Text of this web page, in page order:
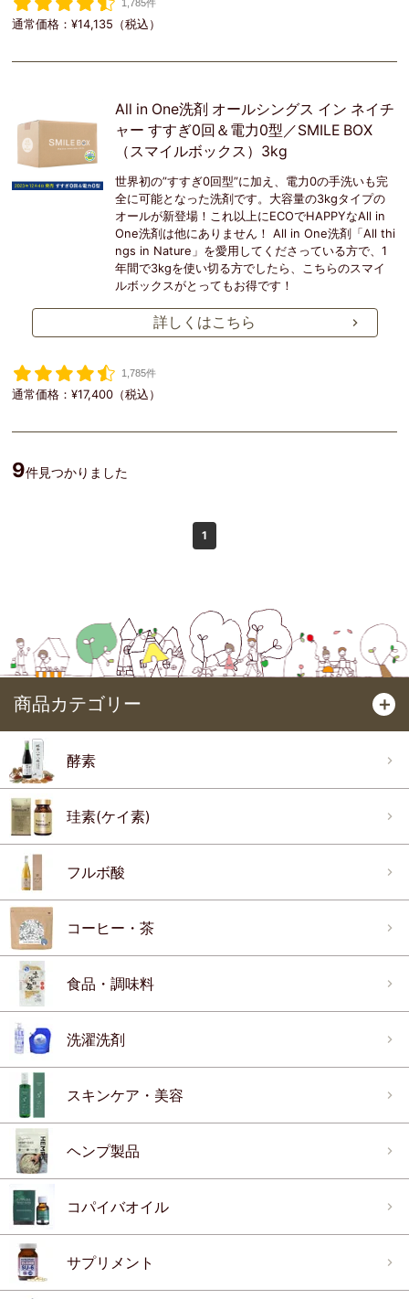
1,785件
通常価格：¥14,135（税込）
All in One洗剤 オールシングス イン ネイチ
ャー すすぎ0回＆電力0型／SMILE BOX
（スマイルボックス）3kg
世界初の”すすぎ0回型”に加え、電力0の手洗いも完
全に可能となった洗剤です。大容量の3kgタイプの
オールが新登場！これ以上にECOでHAPPYなAll in
One洗剤は他にありません！ All in One洗剤「All thi
ngs in Nature」を愛用してくださっている方で、1
年間で3kgを使い切る方でしたら、こちらのスマイ
ルボックスがとってもお得です！
詳しくはこちら
1,785件
通常価格：¥17,400（税込）
9件見つかりました
1
商品カテゴリー ＋
酵素
珪素(ケイ素)
フルボ酸
コーヒー・茶
食品・調味料
洗濯洗剤
スキンケア・美容
ヘンプ製品
コパイバオイル
サプリメント